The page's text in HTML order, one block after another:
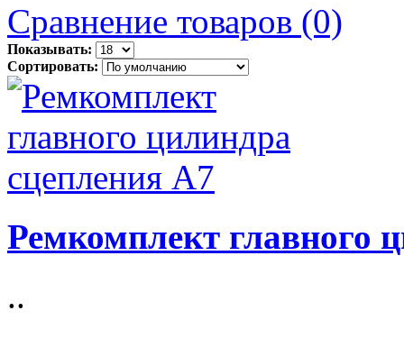
Сравнение товаров (0)
Показывать:
Сортировать:
Ремкомплект главного
..